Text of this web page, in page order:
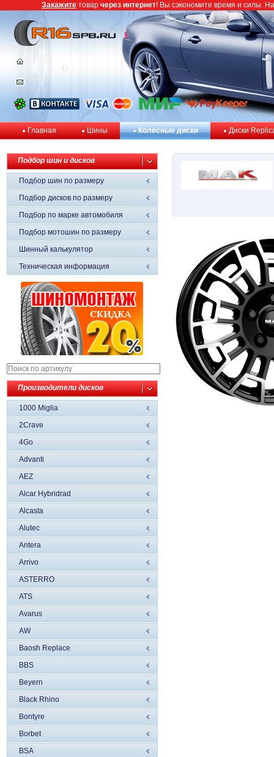
Главная Шины Колёсные диски Диски
Подбор шин и дисков
Подбор шин по размеру
Подбор дисков по размеру
Подбор по марке автомобиля
Подбор мотошин по размеру
Шинный калькулятор
Техническая информация
Производители дисков
1000 Miglia
2Crave
4Go
Advanti
AEZ
Alcar Hybridrad
Alcasta
Alutec
Antera
Arrivo
ASTERRO
ATS
Avarus
AW
Baosh Replace
BBS
Beyern
Black Rhino
Bontyre
Borbet
BSA
Закажите товар через интернет! Вы сэкономите время и силы.